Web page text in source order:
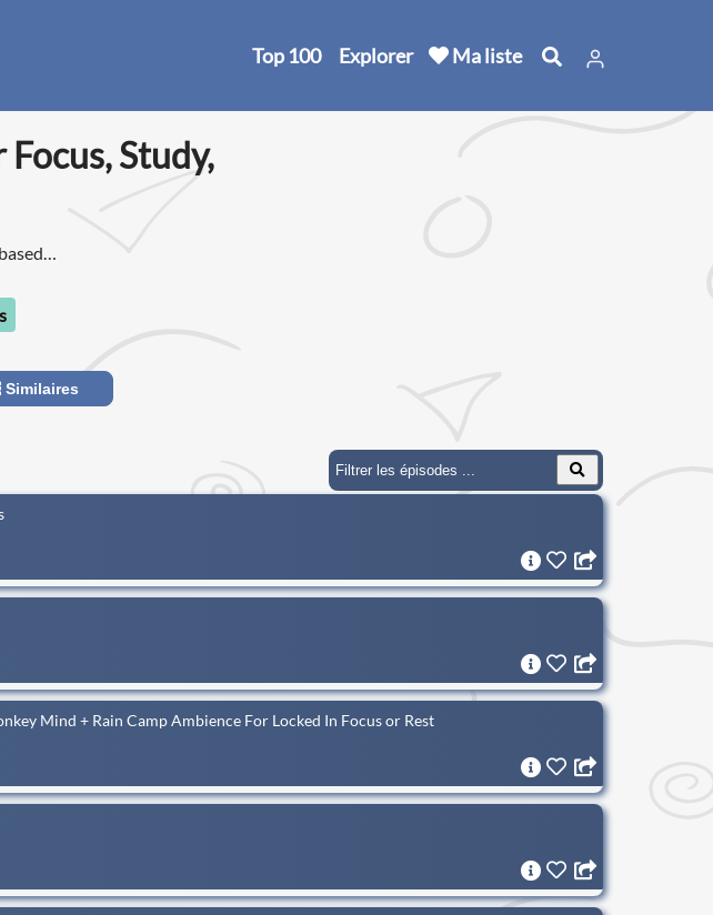
Top 100 Explorer Ma liste
Study,
Similaires
Mind + Rain Camp Ambience For Locked In Focus or Rest